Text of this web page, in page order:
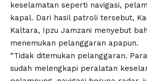
keselamatan seperti navigasi,
kapal. Dari hasil patroli tersebut,
Kaltara, Ipzu Jamzani menyebut
menemukan pelanggaran apapun.
“Tidak ditemukan pelanggaran.
sudah melengkapi peralatan